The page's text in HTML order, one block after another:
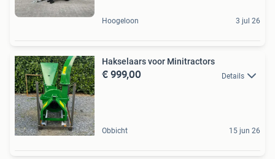
Hoogeloon 3 jul 26
Hakselaars voor Minitractors
€ 999,00 Details
Obbicht 15 jun 26